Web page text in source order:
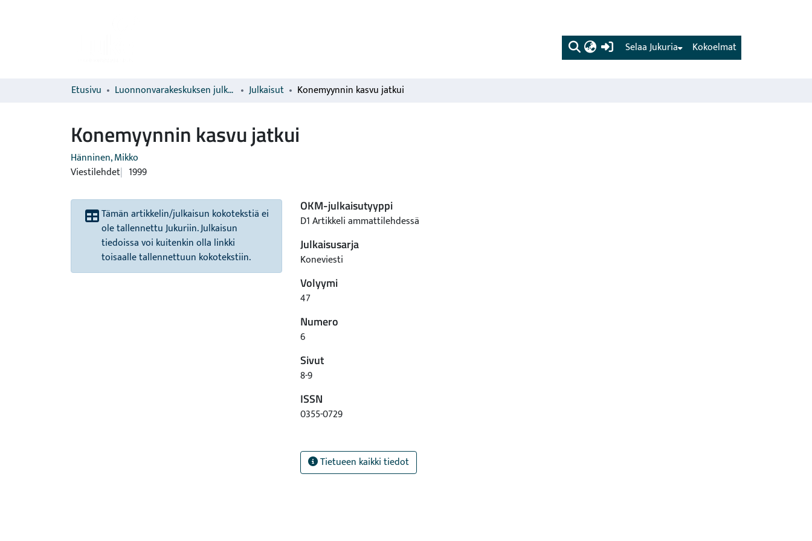
(current) Kokoelmat
Selaa Jukuria
Etusivu Luonnonvarakeskuksen julkaisut Julkaisut Konemyynnin kasvu jatkui
Konemyynnin kasvu jatkui
Hänninen, Mikko
Viestilehdet 1999
Tämän artikkelin/julkaisun kokotekstiä ei
ole tallennettu Jukuriin. Julkaisun
tiedoissa voi kuitenkin olla linkki
toisaalle tallennettuun kokotekstiin.
OKM-julkaisutyyppi
D1 Artikkeli ammattilehdessä
Julkaisusarja
Koneviesti
Volyymi
47
Numero
6
Sivut
8-9
ISSN
0355-0729
Tietueen kaikki tiedot